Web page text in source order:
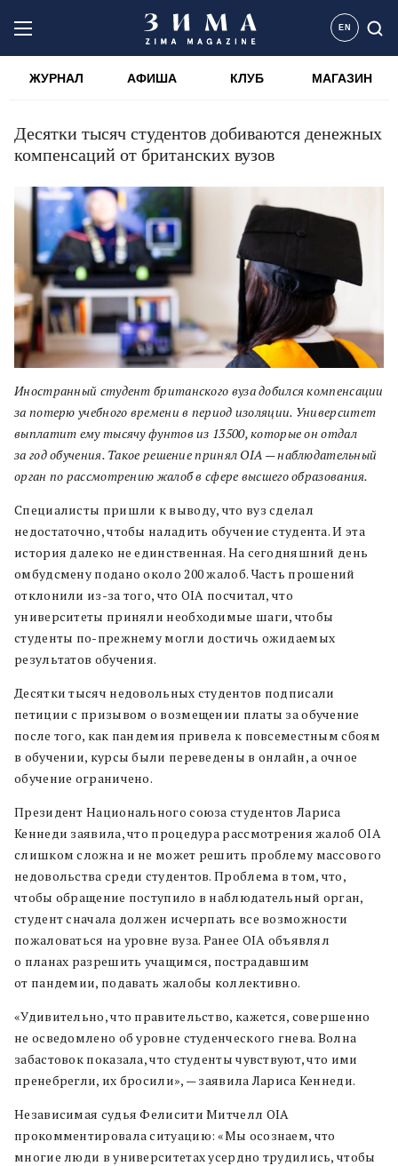
EN
ЖУРНАЛ АФИША КЛУБ МАГАЗИН
Десятки тысяч студентов добиваются денежных
компенсаций от британских вузов
Иностранный студент британского вуза добился компенсации
за потерю учебного времени в период изоляции. Университет
выплатит ему тысячу фунтов из 13500, которые он отдал
за год обучения. Такое решение принял OIA — наблюдательный
орган по рассмотрению жалоб в сфере высшего образования.
Специалисты пришли к выводу, что вуз сделал
недостаточно, чтобы наладить обучение студента. И эта
история далеко не единственная. На сегодняшний день
омбудсмену подано около 200 жалоб. Часть прошений
отклонили из-за того, что OIA посчитал, что
университеты приняли необходимые шаги, чтобы
студенты по-прежнему могли достичь ожидаемых
результатов обучения.
Десятки тысяч недовольных студентов подписали
петиции с призывом о возмещении платы за обучение
после того, как пандемия привела к повсеместным сбоям
в обучении, курсы были переведены в онлайн, а очное
обучение ограничено.
Президент Национального союза студентов Лариса
Кеннеди заявила, что процедура рассмотрения жалоб OIA
слишком сложна и не может решить проблему массового
недовольства среди студентов. Проблема в том, что,
чтобы обращение поступило в наблюдательный орган,
студент сначала должен исчерпать все возможности
пожаловаться на уровне вуза. Ранее OIA объявлял
о планах разрешить учащимся, пострадавшим
от пандемии, подавать жалобы коллективно.
«Удивительно, что правительство, кажется, совершенно
не осведомлено об уровне студенческого гнева. Волна
забастовок показала, что студенты чувствуют, что ими
пренебрегли, их бросили», — заявила Лариса Кеннеди.
Независимая судья Фелисити Митчелл OIA
прокомментировала ситуацию: «Мы осознаем, что
многие люди в университетах усердно трудились, чтобы